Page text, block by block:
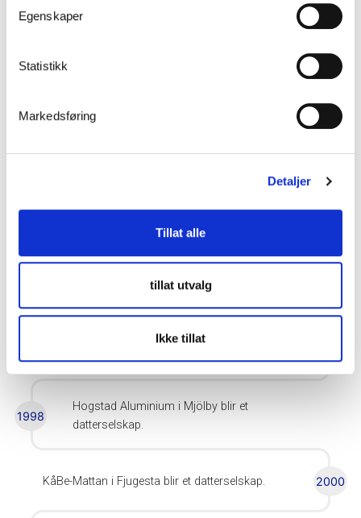
Egenskaper
Statistikk
Markedsføring
Detaljer
Tillat alle
tillat utvalg
Ikke tillat
Zinken Weland i Ulricehamn blir et nytt
1991
Et hendelsesrikt år: Per Wikstrand i Mora og
laserskjæringsmaskinen, har Weland AB tatt det
første steget mot å bli en av de ledende
Weland OY ble etablert i Finland.
1998
Hogstad Aluminium i Mjölby blir et
datterselskap.
KåBe-Mattan i Fjugesta blir et datterselskap. 2000